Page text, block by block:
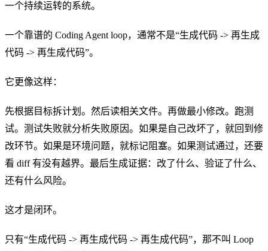
一个持续运转的系统。
一个靠谱的 Coding Agent loop，通常不是“生成代码 -> 再生成
代码 -> 再生成代码”。
它更像这样：
先根据目标拆计划。然后读相关文件。再做最小修改。跑测
试。测试失败就分析失败原因。如果是自己改坏了，就回到修
改环节。如果是环境问题，就标记阻塞。如果测试通过，还要
看 diff 有没有越界。最后生成证据：改了什么、验证了什么、
还有什么风险。
这才是闭环。
只有“生成代码 -> 再生成代码 -> 再生成代码”，那不叫 Loop